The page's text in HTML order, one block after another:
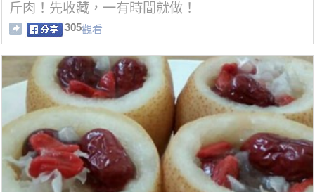
斤肉！先收藏，一有時間就做！
305觀看